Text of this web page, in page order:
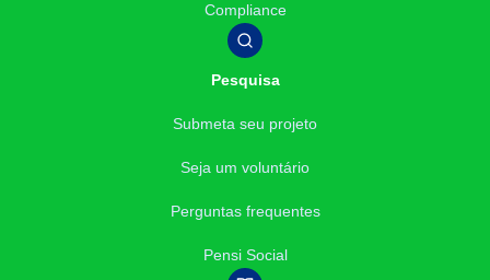
Compliance
Pesquisa
Submeta seu projeto
Seja um voluntário
Perguntas frequentes
Pensi Social